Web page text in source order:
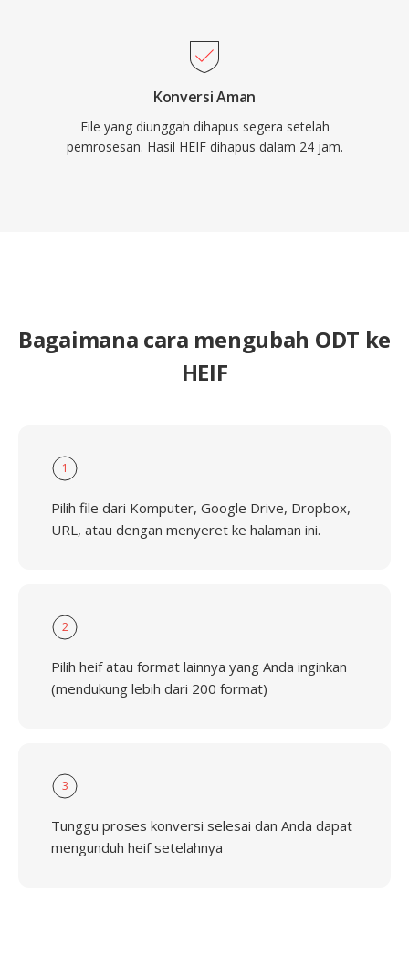
Konversi Aman
File yang diunggah dihapus segera setelah
pemrosesan. Hasil HEIF dihapus dalam 24 jam.
Bagaimana cara mengubah ODT ke
HEIF
1
Pilih file dari Komputer, Google Drive, Dropbox,
URL, atau dengan menyeret ke halaman ini.
2
Pilih heif atau format lainnya yang Anda inginkan
(mendukung lebih dari 200 format)
3
Tunggu proses konversi selesai dan Anda dapat
mengunduh heif setelahnya